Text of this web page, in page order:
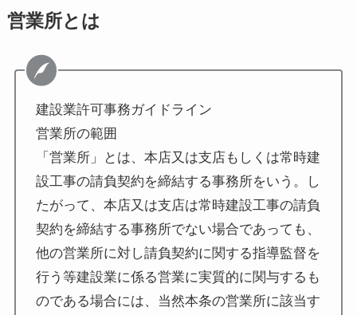
営業所とは
建設業許可事務ガイドライン
営業所の範囲
「営業所」とは、本店又は支店もしくは常時建
設工事の請負契約を締結する事務所をいう。し
たがって、本店又は支店は常時建設工事の請負
契約を締結する事務所でない場合であっても、
他の営業所に対し請負契約に関する指導監督を
行う等建設業に係る営業に実質的に関与するも
のである場合には、当然本条の営業所に該当す